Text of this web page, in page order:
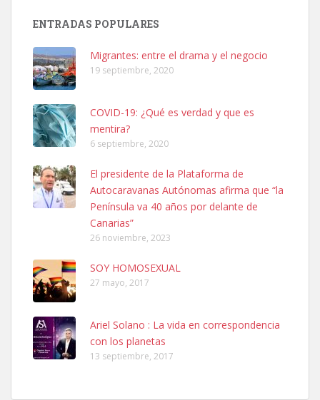
Leales.org » Gran Canaria
SHIBA PERDIDO AVDA JOSE MESA Y LOPEZ
PERRO MACHO RAZA SHIBA CON MICROCHIP PERDIDO HOY
06/07/2025 ZONA MESA Y LOPEZ. ES MUY ASUSTADIZO
Leales.org » Gran Canaria
6.7.2025
Ninfa perdida
El día 5 se los perdió una ninfa papillera, asustada tiene miedo a la
calle, se perdió por la zon...
ENTRADAS POPULARES
Migrantes: entre el drama y el negocio
19 septiembre, 2020
COVID-19: ¿Qué es verdad y que es
mentira?
6 septiembre, 2020
El presidente de la Plataforma de
Autocaravanas Autónomas afirma que “la
Península va 40 años por delante de
Canarias”
26 noviembre, 2023
SOY HOMOSEXUAL
27 mayo, 2017
Ariel Solano : La vida en correspondencia
con los planetas
13 septiembre, 2017